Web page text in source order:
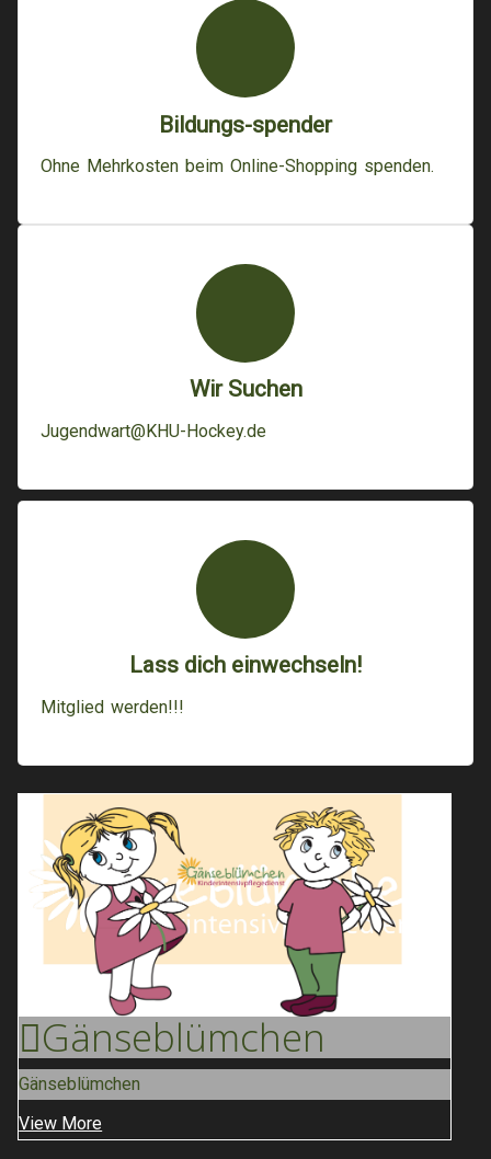
Bildungs-spender
Ohne Mehrkosten beim Online-Shopping spenden.
Wir Suchen
Jugendwart@KHU-Hockey.de
Lass dich einwechseln!
Mitglied werden!!!
GänseBlümchen
Gänseblümchen
View More